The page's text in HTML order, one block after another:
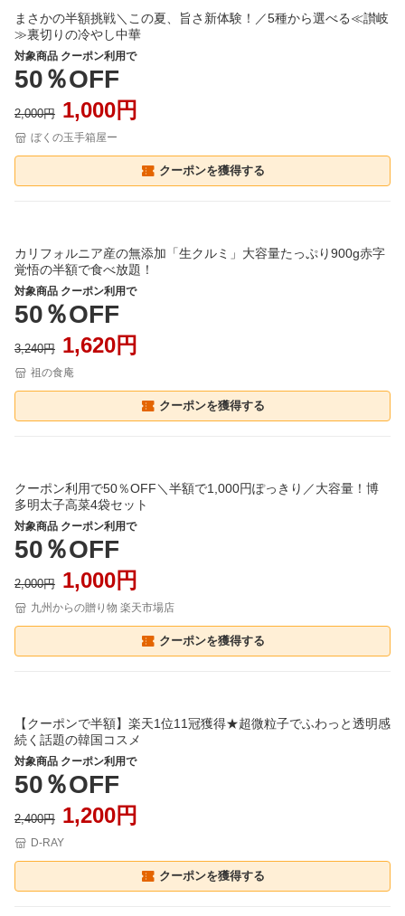
まさかの半額挑戦＼この夏、旨さ新体験！／5種から選べる≪讃岐
≫裏切りの冷やし中華
対象商品 クーポン利用で
50％OFF
2,000円 1,000円
ぼくの玉手箱屋ー
クーポンを獲得する
カリフォルニア産の無添加「生クルミ」大容量たっぷり900g赤字
覚悟の半額で食べ放題！
対象商品 クーポン利用で
50％OFF
3,240円 1,620円
祖の食庵
クーポンを獲得する
クーポン利用で50％OFF＼半額で1,000円ぽっきり／大容量！博
多明太子高菜4袋セット
対象商品 クーポン利用で
50％OFF
2,000円 1,000円
九州からの贈り物 楽天市場店
クーポンを獲得する
【クーポンで半額】楽天1位11冠獲得★超微粒子でふわっと透明感
続く話題の韓国コスメ
対象商品 クーポン利用で
50％OFF
2,400円 1,200円
D-RAY
クーポンを獲得する